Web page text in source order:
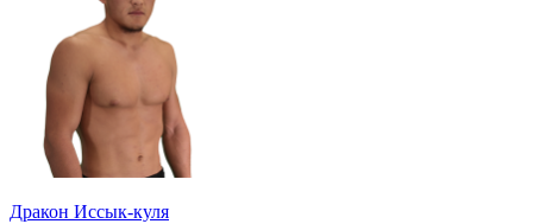
Дракон Иссык-куля